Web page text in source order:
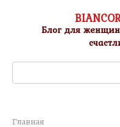
контентуБлог для
Главная